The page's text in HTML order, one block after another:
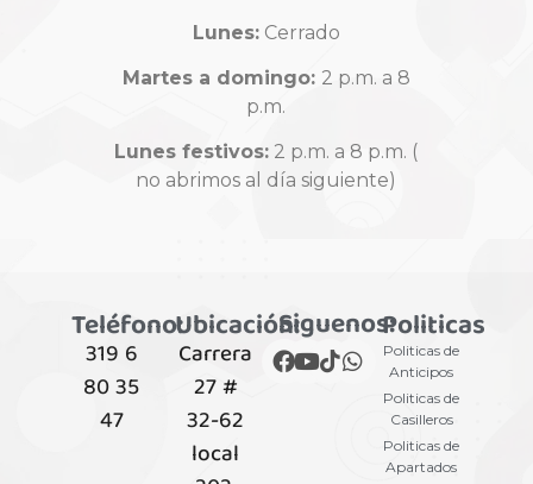
Lunes:Cerrado
Martes a domingo: 2 p.m. a 8
p.m.
Lunes festivos: 2 p.m. a 8 p.m. (
no abrimos al día siguiente)
Siguenos:Politicas
Politicas de
Anticipos
Politicas de
Casilleros
Politicas de
Apartados
Ubicación:
Carrera
27 #
32-62
local
Teléfono:
319 6
80 35
47